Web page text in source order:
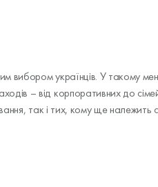
вибором українців. У такому
– від корпоративних до
так і тих, кому ще належить